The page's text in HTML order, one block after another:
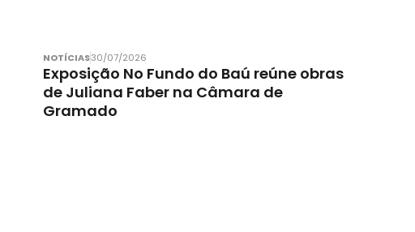
NOTÍCIAS30/07/2026
Exposição No Fundo do Baú reúne obras
de Juliana Faber na Câmara de
Gramado